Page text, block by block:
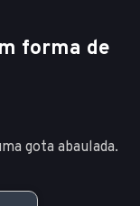
forma de
gota abaulada.